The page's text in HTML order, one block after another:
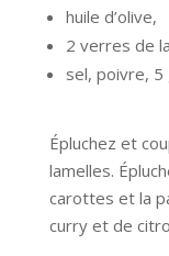
huile d’olive,
2 verres de
sel, poivre, 5
Épluchez et
lamelles.
carottes et la
curry et de